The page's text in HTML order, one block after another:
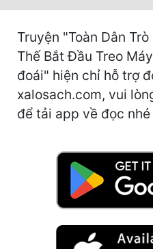
Kinh Dị
Kiếm Hiệp
Kỳ Huyễn
Truyện "Toàn Dân
Thế Bắt Đầu Treo
đoái" hiện chỉ hỗ trợ
xalosach.com, vui
để tải app về đọc nhé